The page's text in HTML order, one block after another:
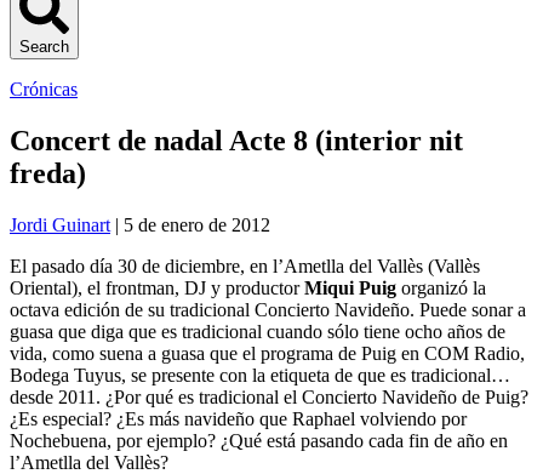
Search
Crónicas
Concert de nadal Acte 8 (interior nit
freda)
Jordi Guinart | 5 de enero de 2012
El pasado día 30 de diciembre, en l’Ametlla del Vallès (Vallès
Oriental), el frontman, DJ y productorMiqui Puig organizó la
octava edición de su tradicional Concierto Navideño. Puede sonar a
guasa que diga que es tradicional cuando sólo tiene ocho años de
vida, como suena a guasa que el programa de Puig en COM Radio,
Bodega Tuyus, se presente con la etiqueta de que es tradicional…
desde 2011. ¿Por qué es tradicional el Concierto Navideño de Puig?
¿Es especial? ¿Es más navideño que Raphael volviendo por
Nochebuena, por ejemplo? ¿Qué está pasando cada fin de año en
l’Ametlla del Vallès?